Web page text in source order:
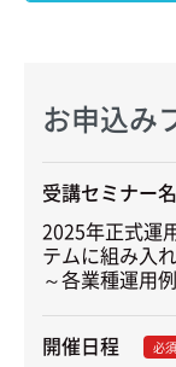
お申込み
受講セミナー名
2025年正式運
テムに組み入
～各業種運用
開催日程 必須